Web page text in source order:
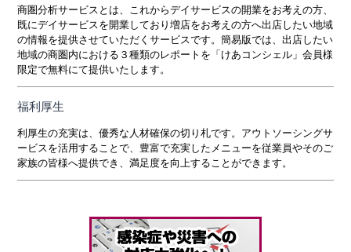
商圏分析サービスとは、これからデイサービスの開業をお考えの方、
既にデイサービスを開業しており増店をお考えの方へ出店したい地域
の情報を提供させていただくサービスです。簡易版では、出店したい
地域の商圏内における３種類のレポートを「けあコンシェル」会員様
限定で無料にて提供いたします。
福利厚生
利厚生の充実は、優秀な人材確保の切り札です。アウトソーシングサ
ービスを活用することで、豊富で充実したメニューを従業員やそのご
家族の皆様へ提供でき、満足度を向上することができます。